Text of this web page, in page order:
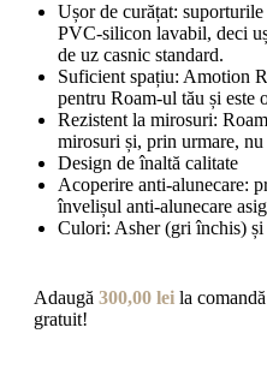
Ușor de curățat:
PVC-silicon lavabil, deci
de uz casnic standard.
Suficient spațiu: Amotion
pentru Roam-ul tău și este
Rezistent la mirosuri:
mirosuri și, prin urmare, nu
Design de înaltă calitate
Acoperire anti-alunecare:
învelișul anti-alunecare
Culori: Asher (gri închis)
Adaugă 300,00 lei la
gratuit!